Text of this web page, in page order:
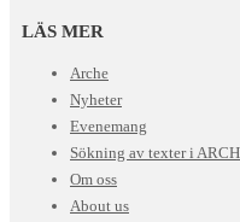
LÄS MER
Arche
Nyheter
Evenemang
Sökning av texter i
Om oss
About us